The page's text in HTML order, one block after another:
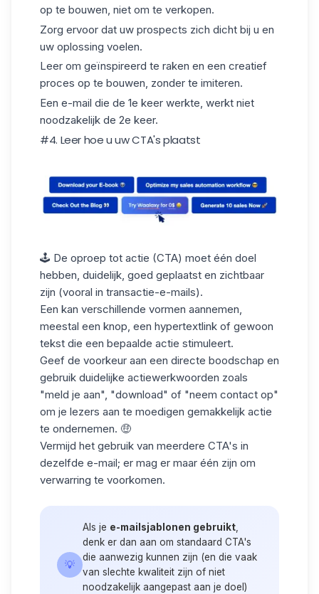
op te bouwen, niet om te verkopen.
Zorg ervoor dat uw prospects zich dicht bij u en
uw oplossing voelen.
Leer om geïnspireerd te raken en een creatief
proces op te bouwen, zonder te imiteren.
Een e-mail die de 1e keer werkte, werkt niet
noodzakelijk de 2e keer.
#4. Leer hoe u uw CTA's plaatst
🕹️ De oproep tot actie (CTA) moet één doel
hebben, duidelijk, goed geplaatst en zichtbaar
zijn (vooral in transactie-e-mails).
Een kan verschillende vormen aannemen,
meestal een knop, een hypertextlink of gewoon
tekst die een bepaalde actie stimuleert.
Geef de voorkeur aan een directe boodschap en
gebruik duidelijke actiewerkwoorden zoals
"meld je aan", "download" of "neem contact op"
om je lezers aan te moedigen gemakkelijk actie
te ondernemen. 🤑
Vermijd het gebruik van meerdere CTA's in
dezelfde e-mail; er mag er maar één zijn om
verwarring te voorkomen.
💡
Als je e-mailsjablonen gebruikt,
denk er dan aan om standaard CTA's
die aanwezig kunnen zijn (en die vaak
van slechte kwaliteit zijn of niet
noodzakelijk aangepast aan je doel)